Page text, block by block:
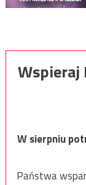
Wspieraj
W sierpniu
Państwa